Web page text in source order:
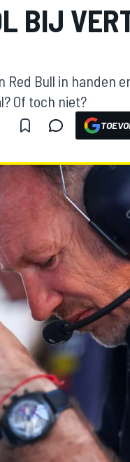
BIJ
Bull in handen
Of toch niet?